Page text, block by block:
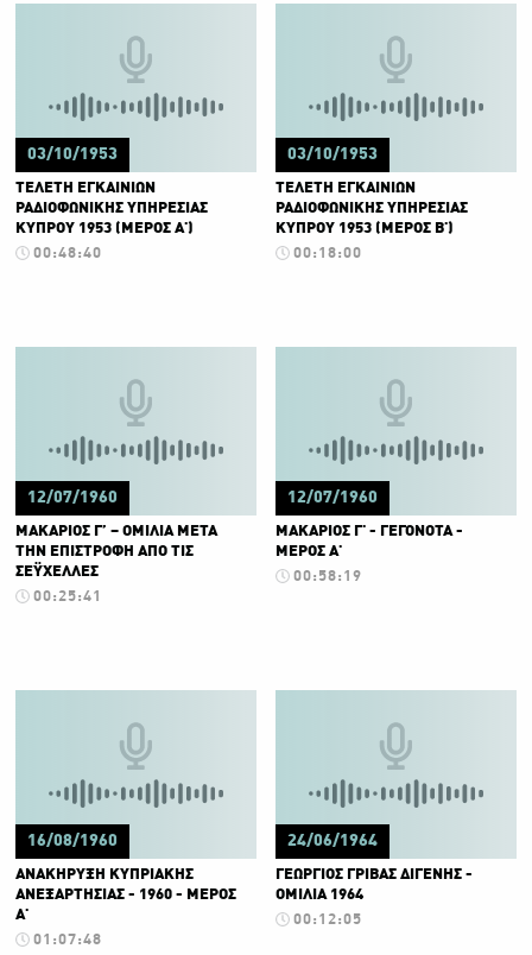
03/10/1953
ΤΕΛΕΤΗ ΕΓΚΑΙΝΙΩΝ
ΡΑΔΙΟΦΩΝΙΚΗΣ ΥΠΗΡΕΣΙΑΣ
ΚΥΠΡΟΥ 1953 (ΜΕΡΟΣ Α')
00:48:40
03/10/1953
ΤΕΛΕΤΗ ΕΓΚΑΙΝΙΩΝ
ΡΑΔΙΟΦΩΝΙΚΗΣ ΥΠΗΡΕΣΙΑΣ
ΚΥΠΡΟΥ 1953 (ΜΕΡΟΣ Β')
00:18:00
12/07/1960
ΜΑΚΑΡΙΟΣ Γ’ – ΟΜΙΛΙΑ ΜΕΤΑ
ΤΗΝ ΕΠΙΣΤΡΟΦΗ ΑΠΟ ΤΙΣ
ΣΕΫΧΕΛΛΕΣ
00:25:41
12/07/1960
ΜΑΚΑΡΙΟΣ Γ' - ΓΕΓΟΝΟΤΑ -
ΜΕΡΟΣ Α'
00:58:19
16/08/1960
ΑΝΑΚΗΡΥΞΗ ΚΥΠΡΙΑΚΗΣ
ΑΝΕΞΑΡΤΗΣΙΑΣ - 1960 - ΜΕΡΟΣ
Α'
01:07:48
24/06/1964
ΓΕΩΡΓΙΟΣ ΓΡΙΒΑΣ ΔΙΓΕΝΗΣ -
ΟΜΙΛΙΑ 1964
00:12:05